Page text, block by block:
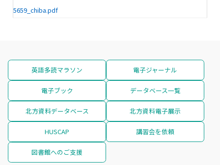
5659_chiba.pdf
英語多読マラソン 電子ジャーナル
電子ブック データベース一覧
北方資料データベース 北方資料電子展示
HUSCAP 講習会を依頼
図書館へのご支援